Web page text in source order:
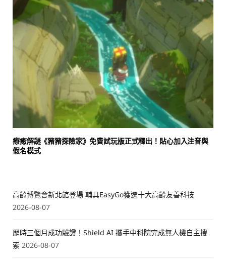
療癒解謎《豬豬探險家》免費試玩版正式釋出！貼心加入注音與
假名模式
高齡博覽會新北館登場 輔具EasyGo獲選十大高齡友善科技
2026-08-07
歷時三個月成功驗證！Shield AI 攜手中科院完成無人機自主搜
索 2026-08-07